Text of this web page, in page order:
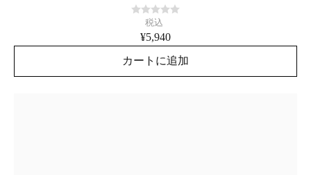
税込
¥5,940
カートに追加